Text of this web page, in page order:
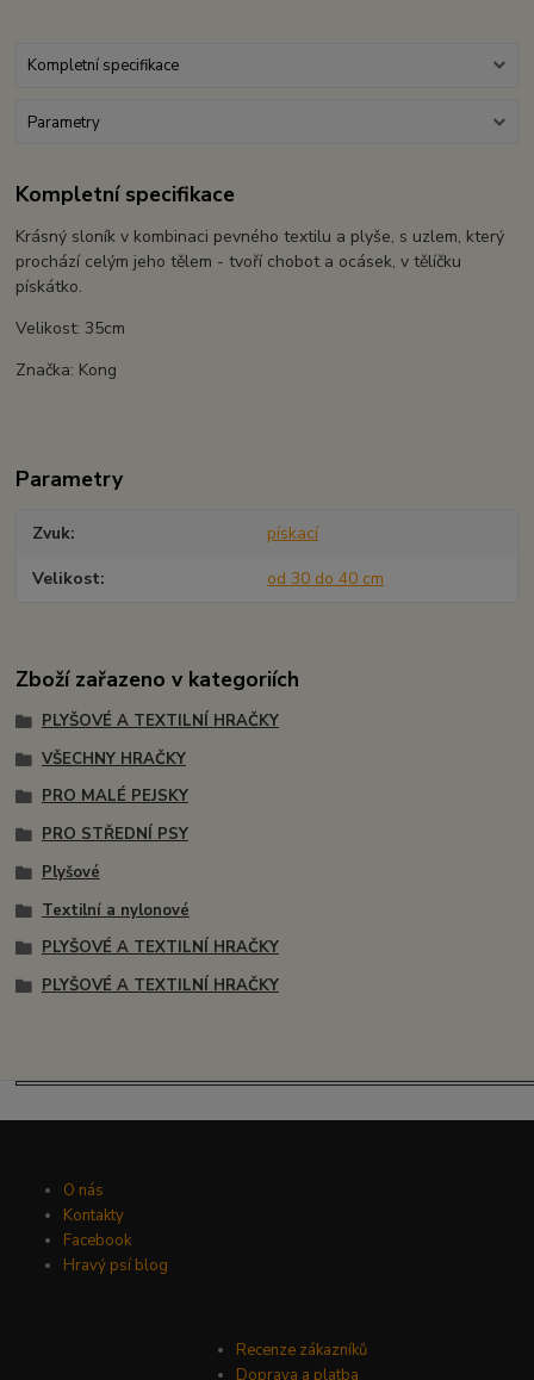
Kompletní specifikace
Parametry
Kompletní specifikace
Krásný sloník v kombinaci pevného textilu a plyše, s uzlem, který
prochází celým jeho tělem - tvoří chobot a ocásek, v tělíčku
pískátko.
Velikost: 35cm
Značka: Kong
Parametry
Zvuk pískací
Velikost od 30 do 40 cm
Zboží zařazeno v kategoriích
PLYŠOVÉ A TEXTILNÍ HRAČKY
VŠECHNY HRAČKY
PRO MALÉ PEJSKY
PRO STŘEDNÍ PSY
Plyšové
Textilní a nylonové
PLYŠOVÉ A TEXTILNÍ HRAČKY
PLYŠOVÉ A TEXTILNÍ HRAČKY
O nás
Kontakty
Facebook
Hravý psí blog
Recenze zákazníků
Doprava a platba